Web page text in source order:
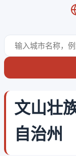
文山壮
自治州